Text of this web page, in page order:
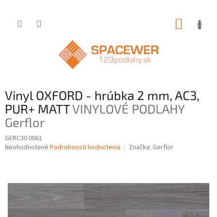
Vinyl OXFORD - hrúbka 2 mm, AC3,
PUR+ MATTVINYLOVÉ PODLAHY
Gerflor
GERC30 0061
Priemerné
0,0
hviezdičiek.
Neohodnotené Podrobnosti hodnotenia Značka: Gerflor